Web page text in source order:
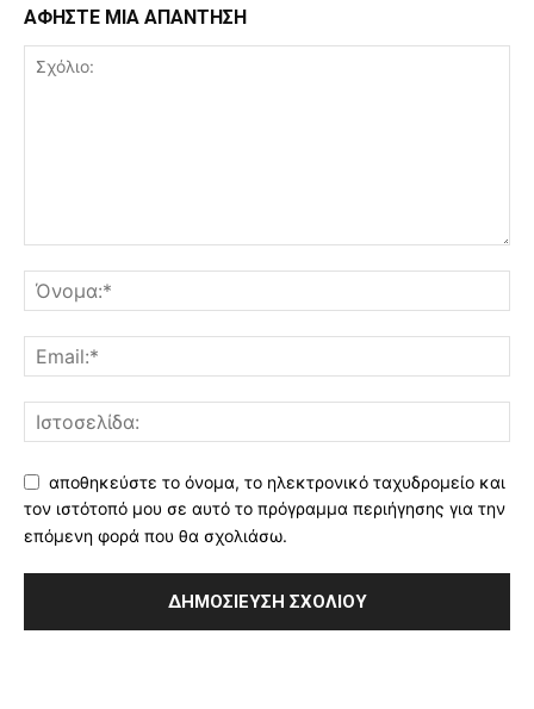
ΑΦΗΣΤΕ ΜΙΑ ΑΠΑΝΤΗΣΗ
αποθηκεύστε το όνομα, το ηλεκτρονικό ταχυδρομείο και
τον ιστότοπό μου σε αυτό το πρόγραμμα περιήγησης για την
επόμενη φορά που θα σχολιάσω.